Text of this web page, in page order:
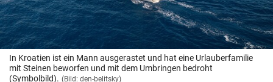
© Krone Multimedia GmbH & Co KG 2026
Muthgasse 2, 1190 Wien
In Kroatien ist ein Mann ausgerastet und hat eine Urlauberfamilie
mit Steinen beworfen und mit dem Umbringen bedroht
(Symbolbild). (Bild: den-belitsky)